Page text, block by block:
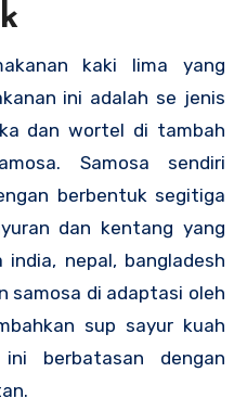
kaki lima yang
ini adalah se jenis
dan wortel di tambah
Samosa sendiri
berbentuk segitiga
dan kentang yang
nepal, bangladesh
samosa di adaptasi oleh
sup sayur kuah
berbatasan dengan